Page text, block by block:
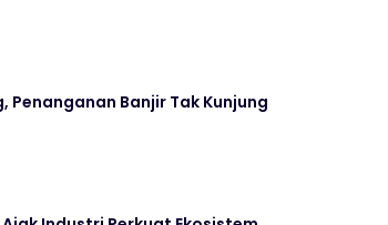
Banjir Tak Kunjung